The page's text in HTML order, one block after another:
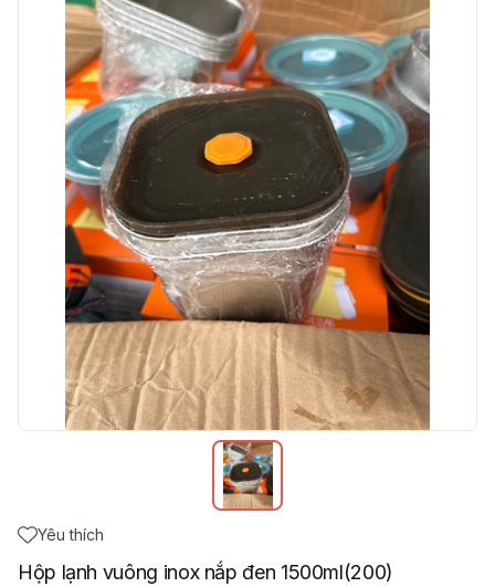
Yêu thích
Hộp lạnh vuông inox nắp đen 1500ml(200)